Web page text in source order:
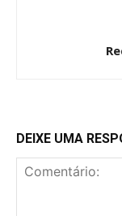
DEIXE UMA